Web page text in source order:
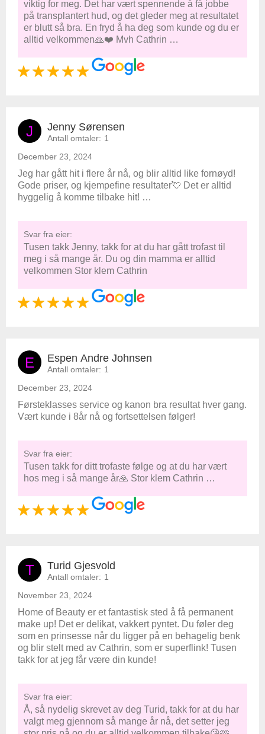
viktig for meg. Det har vært spennende å få jobbe
på transplantert hud, og det gleder meg at resultatet
er blutt så bra. En fryd å ha deg som kunde og du er
alltid velkommen🙏❤️ Mvh Cathrin …
J Jenny Sørensen
Antall omtaler: 1
December 23, 2024
Jeg har gått hit i flere år nå, og blir alltid like fornøyd!
Gode priser, og kjempefine resultater💘 Det er alltid
hyggelig å komme tilbake hit! …
Svar fra eier:
Tusen takk Jenny, takk for at du har gått trofast til
meg i så mange år. Du og din mamma er alltid
velkommen Stor klem Cathrin
E Espen Andre Johnsen
Antall omtaler: 1
December 23, 2024
Førsteklasses service og kanon bra resultat hver gang.
Vært kunde i 8år nå og fortsettelsen følger!
Svar fra eier:
Tusen takk for ditt trofaste følge og at du har vært
hos meg i så mange år🙏 Stor klem Cathrin …
T Turid Gjesvold
Antall omtaler: 1
November 23, 2024
Home of Beauty er et fantastisk sted å få permanent
make up! Det er delikat, vakkert pyntet. Du føler deg
som en prinsesse når du ligger på en behagelig benk
og blir stelt med av Cathrin, som er superflink! Tusen
takk for at jeg får være din kunde!
Svar fra eier:
Å, så nydelig skrevet av deg Turid, takk for at du har
valgt meg gjennom så mange år nå, det setter jeg